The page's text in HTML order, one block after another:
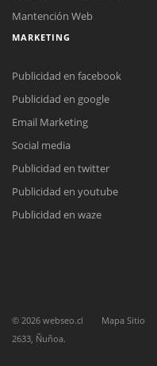
Nuestros ejecutivos le
Meet
Todos nuestros ejecutivos
Mantención Web
MARKETING
Publicidad en facebook
Publicidad en google
Email Marketing
Social media
Publicidad en twitter
Publicidad en youtube
Publicidad en waze
© 2026 webseo.cl Mapa Sitio
2633, Ñuñoa.